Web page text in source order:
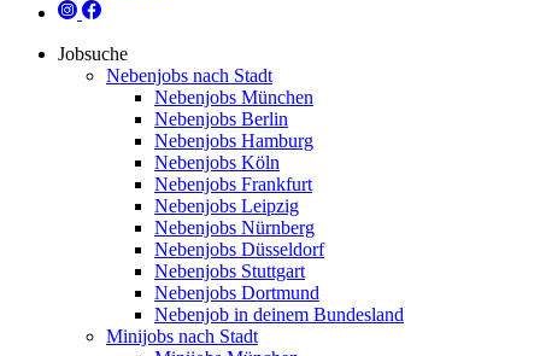
Jobsuche
Nebenjobs nach Stadt
Nebenjobs München
Nebenjobs Berlin
Nebenjobs Hamburg
Nebenjobs Köln
Nebenjobs Frankfurt
Nebenjobs Leipzig
Nebenjobs Nürnberg
Nebenjobs Düsseldorf
Nebenjobs Stuttgart
Nebenjobs Dortmund
Nebenjob in deinem Bundesland
Minijobs nach Stadt